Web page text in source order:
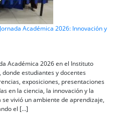
Académica 2026: Innovación y
Académica 2026 en el Instituto
estudiantes y docentes
exposiciones, presentaciones
en la ciencia, la innovación y la
vivió un ambiente de aprendizaje,
el […]